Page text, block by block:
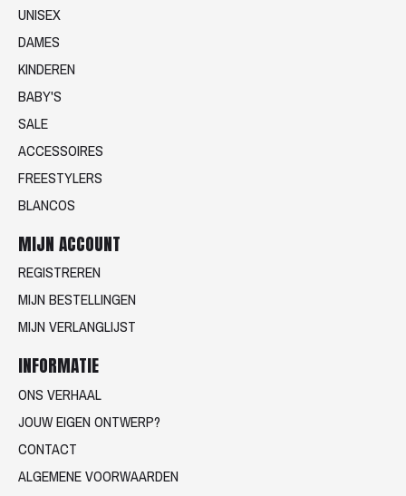
UNISEX
DAMES
KINDEREN
BABY'S
SALE
ACCESSOIRES
FREESTYLERS
BLANCOS
MIJN ACCOUNT
REGISTREREN
MIJN BESTELLINGEN
MIJN VERLANGLIJST
INFORMATIE
ONS VERHAAL
JOUW EIGEN ONTWERP?
CONTACT
ALGEMENE VOORWAARDEN